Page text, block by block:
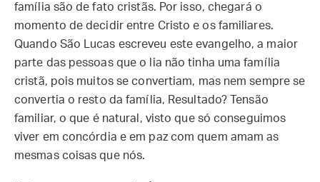
família são de fato cristãs. Por isso, chegará o
momento de decidir entre Cristo e os familiares.
Quando São Lucas escreveu este evangelho, a maior
parte das pessoas que o lia não tinha uma família
cristã, pois muitos se convertiam, mas nem sempre se
convertia o resto da família, Resultado? Tensão
familiar, o que é natural, visto que só conseguimos
viver em concórdia e em paz com quem amam as
mesmas coisas que nós.